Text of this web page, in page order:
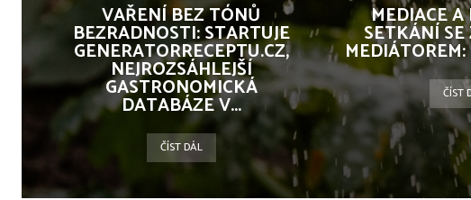
VAŘENÍ BEZ TÓNŮ
BEZRADNOSTI: STARTUJE
GENERATORRECEPTU.CZ,
NEJROZSÁHLEJŠÍ
GASTRONOMICKÁ
DATABÁZE V...
ČÍST DÁL
MEDIACE
SETKÁNÍ
ČÍST